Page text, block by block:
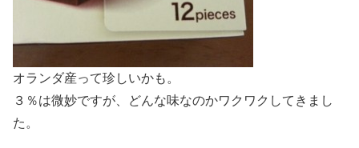
オランダ産って珍しいかも。
３％は微妙ですが、どんな味なのかワクワクしてきまし
た。